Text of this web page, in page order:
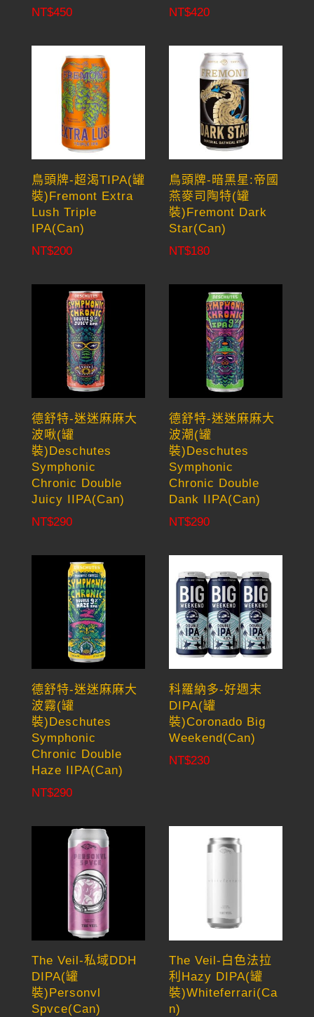
NT$450 NT$420
鳥頭牌-超渴TIPA(罐
裝)Fremont Extra
Lush Triple
IPA(Can)
NT$200
鳥頭牌-暗黑星:帝國
燕麥司陶特(罐
裝)Fremont Dark
Star(Can)
NT$180
德舒特-迷迷麻麻大
波啾(罐
裝)Deschutes
Symphonic
Chronic Double
Juicy IIPA(Can)
NT$290
德舒特-迷迷麻麻大
波潮(罐
裝)Deschutes
Symphonic
Chronic Double
Dank IIPA(Can)
NT$290
德舒特-迷迷麻麻大
波霧(罐
裝)Deschutes
Symphonic
Chronic Double
Haze IIPA(Can)
NT$290
科羅納多-好週末
DIPA(罐
裝)Coronado Big
Weekend(Can)
NT$230
The Veil-私域DDH
DIPA(罐
裝)Personvl
Spvce(Can)
The Veil-白色法拉
利Hazy DIPA(罐
裝)Whiteferrari(Ca
n)